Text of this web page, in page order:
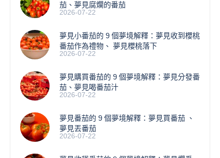
茄、夢見腐爛的番茄
2026-07-22
​夢見小番茄的 9 個夢境解釋：夢見收到櫻桃
番茄作為禮物、 夢見櫻桃落下
2026-07-22
夢見購買番茄的 9 個夢境解釋：夢見分發番
茄、夢見喝番茄汁
2026-07-22
夢見番茄的 9 個夢境解釋：夢見買番茄 、
夢見丟番茄
2026-07-22